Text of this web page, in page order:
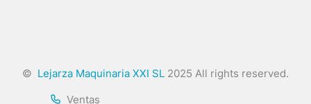
© Lejarza Maquinaria XXI SL 2025 All rights reserved.
Ventas